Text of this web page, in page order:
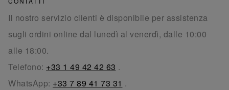
Il nostro servizio clienti è disponibile per assistenza
sugli ordini online dal lunedì al venerdì, dalle 10:00
alle 18:00.
Telefono: +33 1 49 42 42 63 .
WhatsApp: +33 7 89 41 73 31 .